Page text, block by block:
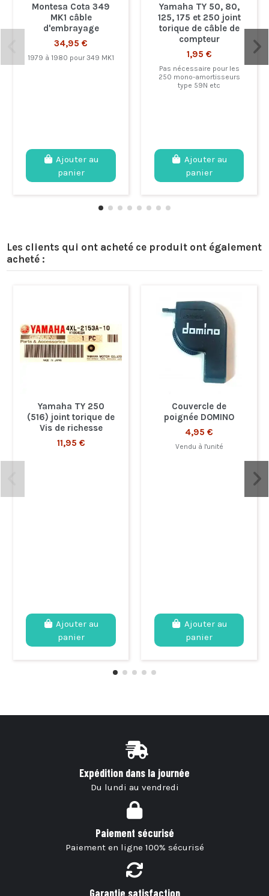
Montesa Cota 349
MK1 câble
d'embrayage
34,95 €
1979 à 1980 pour 349 MK1
Ajouter au
panier
Yamaha TY 50, 80,
125, 175 et 250 joint
torique de câble de
compteur
1,95 €
Pas nécessaire pour les
250 mono-amortisseurs
type 59N etc
Ajouter au
panier
Les clients qui ont acheté ce produit ont également
acheté :
Yamaha TY 250
(516) joint torique de
Vis de richesse
11,95 €
Ajouter au
panier
Couvercle de
poignée DOMINO
4,95 €
Vendu à l'unité
Ajouter au
panier
Expédition dans la journée
Du lundi au vendredi
Paiement sécurisé
Paiement en ligne 100% sécurisé
Garantie satisfaction